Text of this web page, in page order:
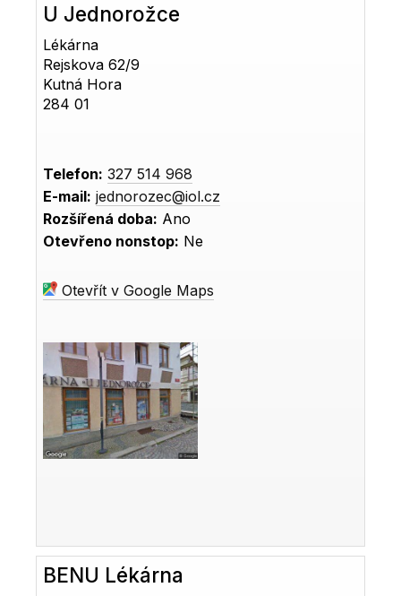
U Jednorožce
Lékárna
Rejskova 62/9
Kutná Hora
284 01
Telefon: 327 514 968
E-mail: jednorozec@iol.cz
Rozšířená doba: Ano
Otevřeno nonstop: Ne
Otevřít v Google Maps
BENU Lékárna